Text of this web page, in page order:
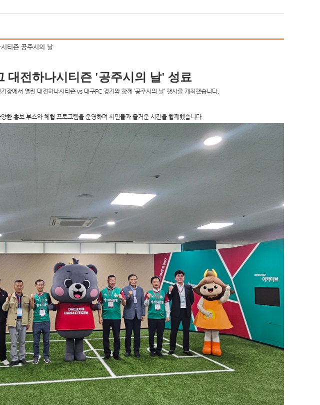
티즌 공주시의 날
대전하나시티즌 '공주시의 날' 성료
장에서 열린 대전하나시티즌 vs 대구FC 경기 와 함께 ‘공주시의 날’ 행사를 개최했습니다.
한 홍보 부스와 체험 프로그램을 운영하며 시민들과 즐거운 시간을 함께했습니다.